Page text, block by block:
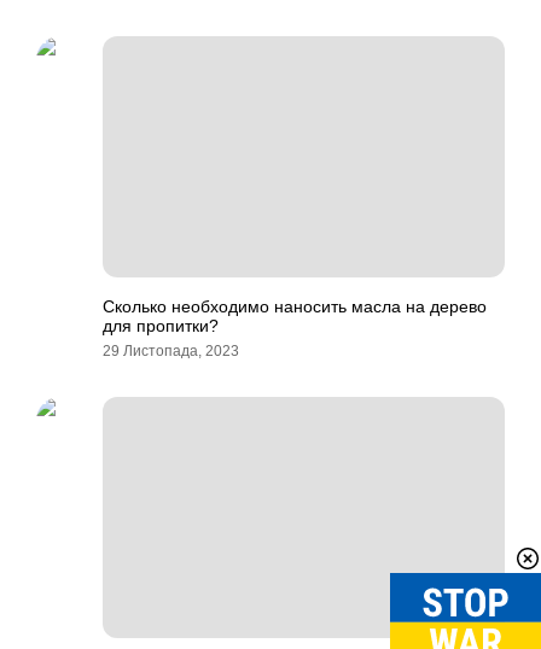
Сколько необходимо наносить масла на дерево
для пропитки?
29 Листопада, 2023